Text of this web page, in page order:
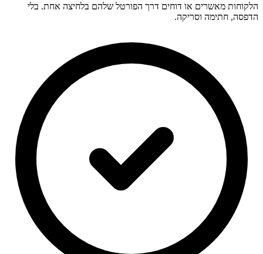
הלקוחות מאשרים או דוחים דרך הפורטל שלהם בלחיצה אחת. בלי
הדפסה, חתימה וסריקה.